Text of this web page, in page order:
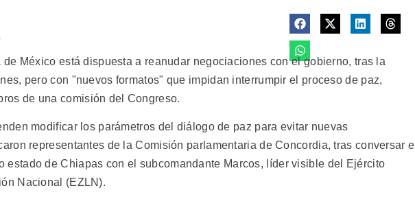
de México está dispuesta a reanudar negociaciones con el gobierno, tras la
pero con "nuevos formatos" que impidan interrumpir el proceso de paz,
de una comisión del Congreso.
modificar los parámetros del diálogo de paz para evitar nuevas
representantes de la Comisión parlamentaria de Concordia, tras conversar el
estado de Chiapas con el subcomandante Marcos, líder visible del Ejército
Nacional (EZLN).